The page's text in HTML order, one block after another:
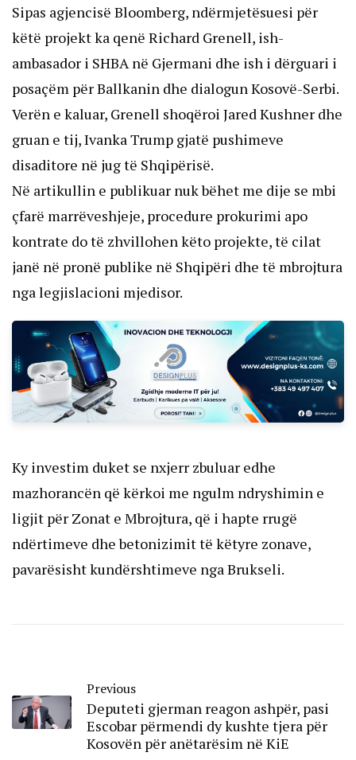
Sipas agjencisë Bloomberg, ndërmjetësuesi për
këtë projekt ka qenë Richard Grenell, ish-
ambasador i SHBA në Gjermani dhe ish i dërguari i
posaçëm për Ballkanin dhe dialogun Kosovë-Serbi.
Verën e kaluar, Grenell shoqëroi Jared Kushner dhe
gruan e tij, Ivanka Trump gjatë pushimeve
disaditore në jug të Shqipërisë.
Në artikullin e publikuar nuk bëhet me dije se mbi
çfarë marrëveshjeje, procedure prokurimi apo
kontrate do të zhvillohen këto projekte, të cilat
janë në pronë publike në Shqipëri dhe të mbrojtura
nga legjislacioni mjedisor.
Ky investim duket se nxjerr zbuluar edhe
mazhorancën që kërkoi me ngulm ndryshimin e
ligjit për Zonat e Mbrojtura, që i hapte rrugë
ndërtimeve dhe betonizimit të këtyre zonave,
pavarësisht kundërshtimeve nga Brukseli.
Previous
Deputeti gjerman reagon ashpër, pasi
Escobar përmendi dy kushte tjera për
Kosovën për anëtarësim në KiE